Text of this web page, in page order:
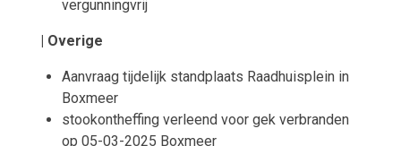
vergunningvrij
| Overige
Aanvraag tijdelijk standplaats Raadhuisplein in
Boxmeer
stookontheffing verleend voor gek verbranden
op 05-03-2025 Boxmeer